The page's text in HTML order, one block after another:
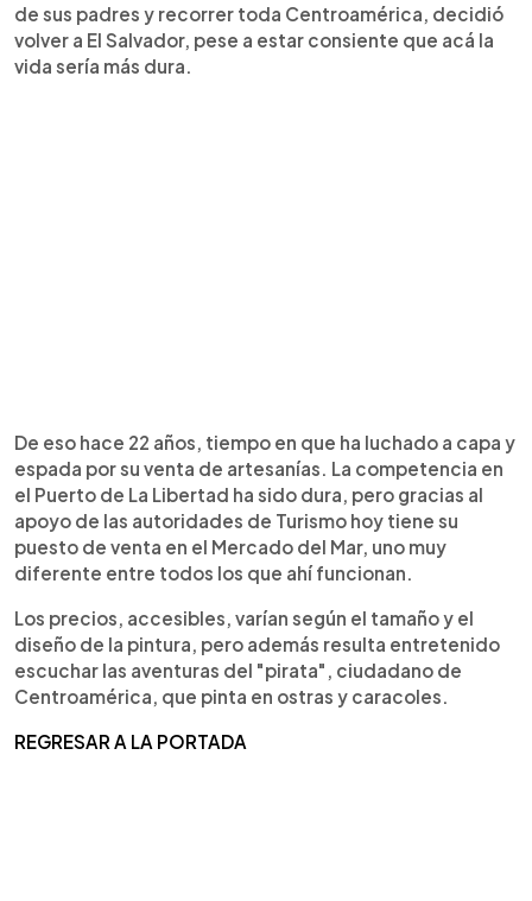
de sus padres y recorrer toda Centroamérica, decidió
volver a El Salvador, pese a estar consiente que acá la
vida sería más dura.
De eso hace 22 años, tiempo en que ha luchado a capa y
espada por su venta de artesanías. La competencia en
el Puerto de La Libertad ha sido dura, pero gracias al
apoyo de las autoridades de Turismo hoy tiene su
puesto de venta en el Mercado del Mar, uno muy
diferente entre todos los que ahí funcionan.
Los precios, accesibles, varían según el tamaño y el
diseño de la pintura, pero además resulta entretenido
escuchar las aventuras del "pirata", ciudadano de
Centroamérica, que pinta en ostras y caracoles.
REGRESAR A LA PORTADA